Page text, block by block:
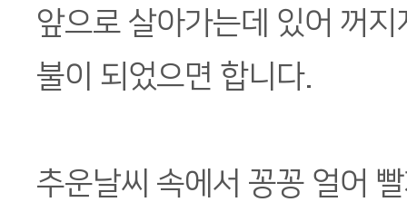
앞으로 살아가는데 있어 꺼
불이 되었으면 합니다.
추운날씨 속에서 꽁꽁 얼어